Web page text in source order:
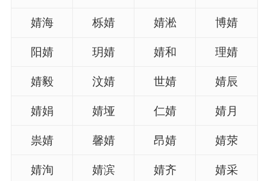
婧海 栎婧 婧淞 博婧
阳婧 玥婧 婧和 理婧
婧毅 汶婧 世婧 婧辰
婧娟 婧垭 仁婧 婧月
祟婧 馨婧 昂婧 婧荥
婧洵 婧滨 婧齐 婧采